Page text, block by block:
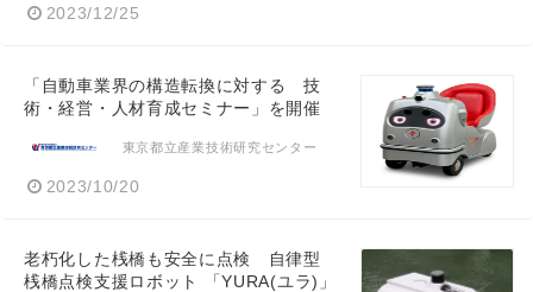
2023/12/25
「自動車業界の構造転換に対する 技
術・経営・人材育成セミナー」を開催
東京都立産業技術研究センター
2023/10/20
老朽化した桟橋も安全に点検 自律型
桟橋点検支援ロボット 「YURA(ユラ)」